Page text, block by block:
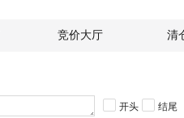
竞价大厅 清
开头 结尾